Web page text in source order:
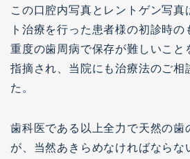
この口腔内写真とレントゲン写真
ト治療を行った患者様の初診時の
重度の歯周病で保存が難しいこと
指摘され、当院にも治療法のご相
た。
歯科医である以上全力で天然の歯
が、当然あきらめなければならな